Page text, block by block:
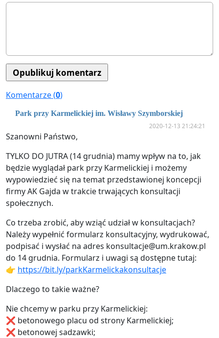
Komentarze (0)
Park przy Karmelickiej im. Wisławy Szymborskiej
2020-12-13 21:24:21
Szanowni Państwo,
TYLKO DO JUTRA (14 grudnia) mamy wpływ na to, jak
będzie wyglądał park przy Karmelickiej i możemy
wypowiedzieć się na temat przedstawionej koncepcji
firmy AK Gajda w trakcie trwających konsultacji
społecznych.
Co trzeba zrobić, aby wziąć udział w konsultacjach?
Należy wypełnić formularz konsultacyjny, wydrukować,
podpisać i wysłać na adres konsultacje@um.krakow.pl
do 14 grudnia. Formularz i uwagi są dostępne tutaj:
👉 https://bit.ly/parkKarmelickakonsultacje
Dlaczego to takie ważne?
Nie chcemy w parku przy Karmelickiej:
❌ betonowego placu od strony Karmelickiej;
❌ betonowej sadzawki;